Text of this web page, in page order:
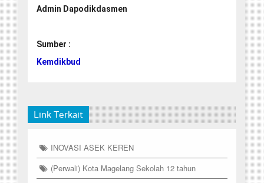
Admin Dapodikdasmen
Sumber :
Kemdikbud
Link Terkait
INOVASI ASEK KEREN
(Perwali) Kota Magelang Sekolah 12 tahun